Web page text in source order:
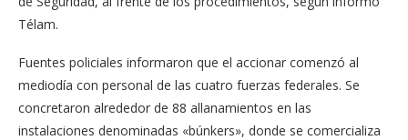
Télam.
Fuentes policiales informaron que el accionar comenzó al
mediodía con personal de las cuatro fuerzas federales. Se
concretaron alrededor de 88 allanamientos en las
instalaciones denominadas «búnkers», donde se comercializa